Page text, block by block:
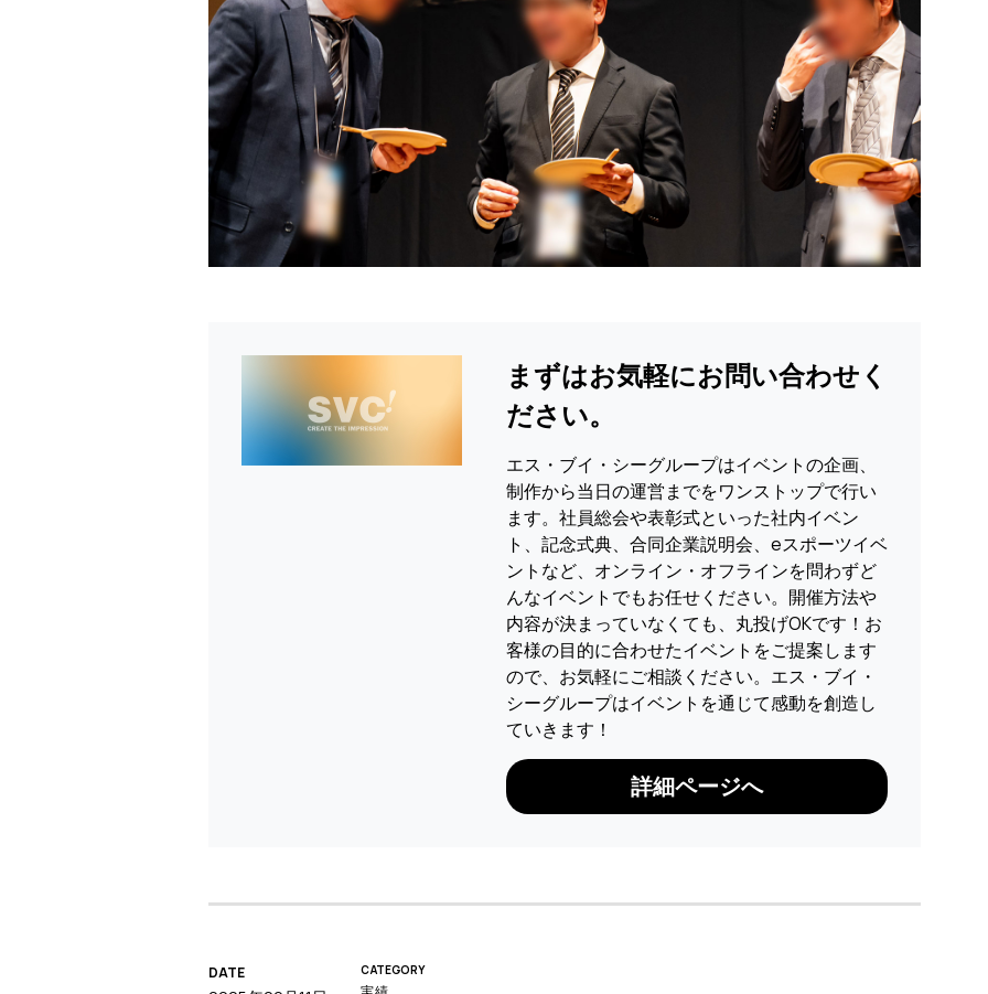
まずはお気軽にお問い合わせく
ださい。
エス・ブイ・シーグループはイベントの企画、
制作から当日の運営までをワンストップで行い
ます。社員総会や表彰式といった社内イベン
ト、記念式典、合同企業説明会、eスポーツイベ
ントなど、オンライン・オフラインを問わずど
んなイベントでもお任せください。開催方法や
内容が決まっていなくても、丸投げOKです！お
客様の目的に合わせたイベントをご提案します
ので、お気軽にご相談ください。エス・ブイ・
シーグループはイベントを通じて感動を創造し
ていきます！
詳細ページへ
DATE CATEGORY